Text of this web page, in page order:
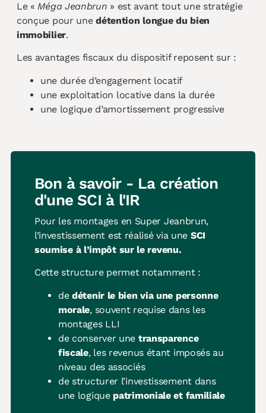
Le «Méga Jeanbrun » est avant tout une stratégie
conçue pour unedétention longue du bien
immobilier.
Les avantages fiscaux du dispositif reposent sur :
une durée d’engagement locatif
une exploitation locative dans la durée
une logique d’amortissement progressive
Bon à savoir - La création
d'une SCI à l'IR
Pour les montages en Super Jeanbrun,
l’investissement est réalisé via une SCI
soumise à l’impôt sur le revenu.
Cette structure permet notamment :
dedétenir le bien via une personne
morale, souvent requise dans les
montages LLI
de conserver une transparence
fiscale, les revenus étant imposés au
niveau des associés
de structurer l’investissement dans
une logique patrimoniale et familiale